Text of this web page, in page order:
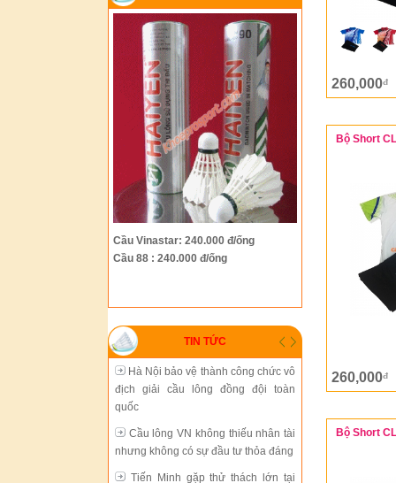
Cầu Vinastar: 240.000 đ/ống
Cầu 88 : 240.000 đ/ống
TIN TỨC
Hà Nội bảo vệ thành công chức vô
địch giải cầu lông đồng đội toàn
Cầu lông VN không thiếu nhân tài
nhưng không có sự đầu tư thỏa đáng
Tiến Minh gặp thử thách lớn tại
giải Trung Quốc mở rộng
Sự phát triển thiếu đồng bộ của
cầu lông Việt Nam
Hà Nội bảo vệ thành công chức vô
địch giải cầu lông đồng đội toàn
quốc
Cầu lông VN không thiếu nhân tài
nhưng không có sự đầu tư thỏa đáng
Tiến Minh gặp thử thách lớn tại
260,000đ
Bộ Short
260,000đ
Bộ Short